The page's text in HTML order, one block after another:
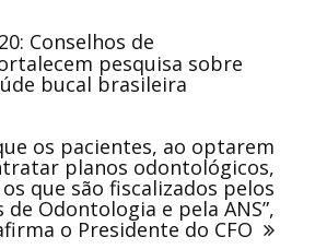
Conselhos de
pesquisa sobre
bucal brasileira
os pacientes, ao optarem
planos odontológicos,
que são fiscalizados pelos
de Odontologia e pela ANS”,
o Presidente do CFO